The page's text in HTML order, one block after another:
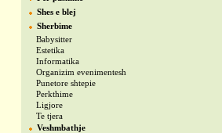
Shes e blej
Sherbime
Babysitter
Estetika
Informatika
Organizim evenimentesh
Punetore shtepie
Perkthime
Ligjore
Te tjera
Veshmbathje